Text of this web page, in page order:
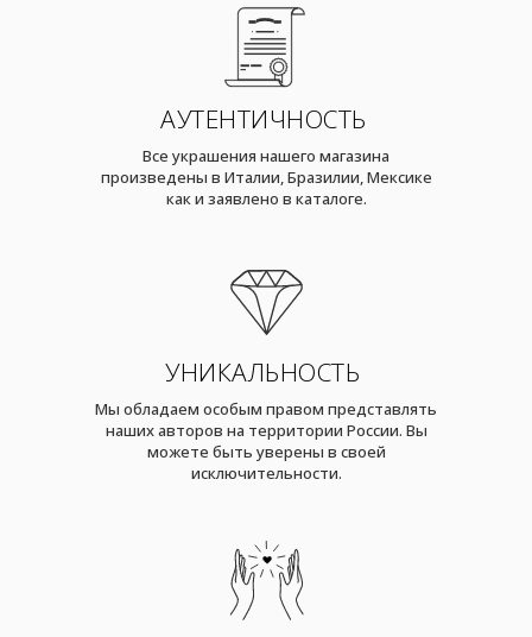
АУТЕНТИЧНОСТЬ
Все украшения нашего магазина
произведены в Италии, Бразилии, Мексике
как и заявлено в каталоге.
УНИКАЛЬНОСТЬ
Мы обладаем особым правом представлять
наших авторов на территории России. Вы
можете быть уверены в своей
исключительности.